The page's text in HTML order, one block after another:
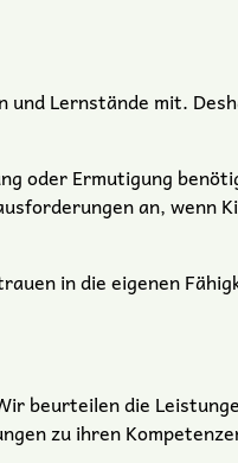
und Lernstände mit.
oder Ermutigung
an, wenn
in die eigenen
beurteilen die
zu ihren